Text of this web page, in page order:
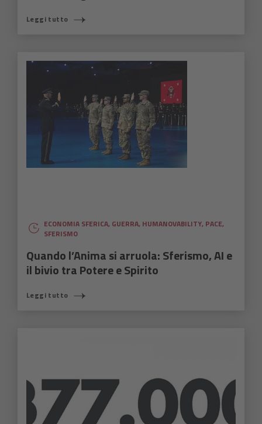
Leggi tutto
ECONOMIA SFERICA, GUERRA, HUMANOVABILITY, PACE,
SFERISMO
Quando l’Anima si arruola: Sferismo, AI e
il bivio tra Potere e Spirito
Leggi tutto